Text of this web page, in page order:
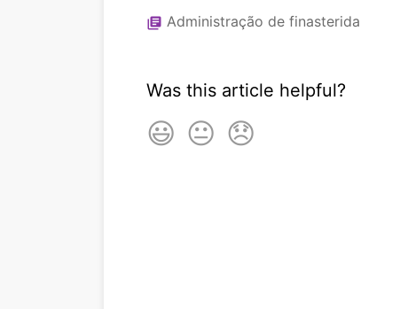
library_books Administração de finasterida
Was this article helpful?
😃 😐 😞